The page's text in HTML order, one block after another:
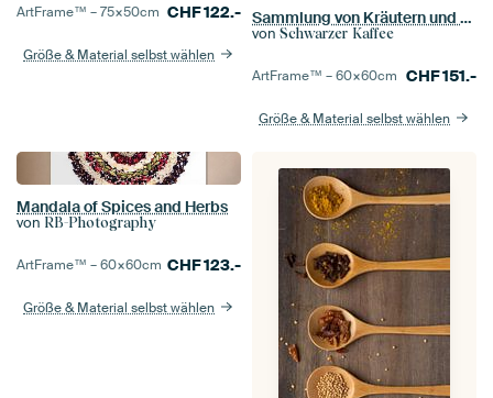
ArtFrame™ –75×50cm CHF122.-
Größe & Material selbst wählen
Sammlung von Kräutern und Gewürzen
von Schwarzer Kaffee
ArtFrame™ –60×60cm CHF151.-
Größe & Material selbst wählen
Mandala of Spices and Herbs
von RB-Photography
ArtFrame™ –60×60cm CHF123.-
Größe & Material selbst wählen